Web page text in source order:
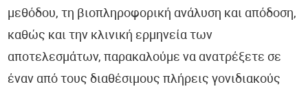
μεθόδου, τη βιοπληροφορική ανάλυση και απόδοση,
καθώς και την κλινική ερμηνεία των
αποτελεσμάτων, παρακαλούμε να ανατρέξετε σε
έναν από τους διαθέσιμους πλήρεις γονιδιακούς